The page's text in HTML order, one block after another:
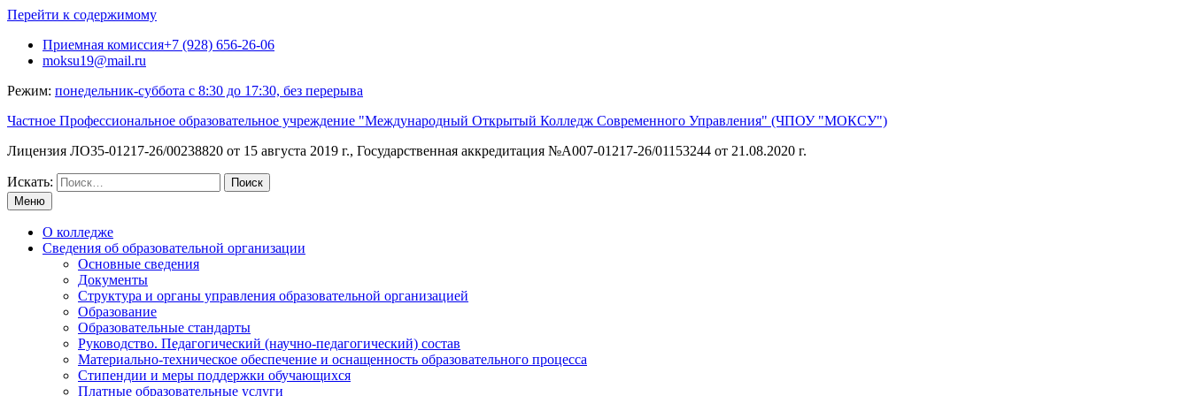
Перейти к содержимому
Приемная комиссия+7 (928) 656-26-06
moksu19@mail.ru
Режим: понедельник-суббота с 8:30 до 17:30, без перерыва
Частное Профессиональное образовательное учреждение "Международный Открытый Колледж Современного Управления" (ЧПОУ "МОКСУ")
Лицензия ЛО35-01217-26/00238820 от 15 августа 2019 г., Государственная аккредитация №А007-01217-26/01153244 от 21.08.2020 г.
Искать:
Меню
О колледже
Сведения об образовательной организации
Основные сведения
Документы
Структура и органы управления образовательной организацией
Образование
Образовательные стандарты
Руководство. Педагогический (научно-педагогический) состав
Материально-техническое обеспечение и оснащенность образовательного процесса
Стипендии и меры поддержки обучающихся
Платные образовательные услуги